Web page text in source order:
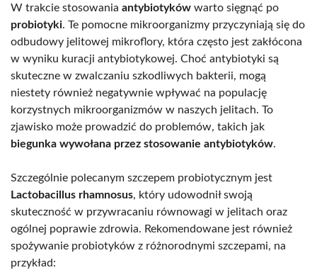
W trakcie stosowania antybiotyków warto sięgnąć po
probiotyki. Te pomocne mikroorganizmy przyczyniają się do
odbudowy jelitowej mikroflory, która często jest zakłócona
w wyniku kuracji antybiotykowej. Choć antybiotyki są
skuteczne w zwalczaniu szkodliwych bakterii, mogą
niestety również negatywnie wpływać na populację
korzystnych mikroorganizmów w naszych jelitach. To
zjawisko może prowadzić do problemów, takich jak
biegunka wywołana przez stosowanie antybiotyków.
Szczególnie polecanym szczepem probiotycznym jest
Lactobacillus rhamnosus, który udowodnił swoją
skuteczność w przywracaniu równowagi w jelitach oraz
ogólnej poprawie zdrowia. Rekomendowane jest również
spożywanie probiotyków z różnorodnymi szczepami, na
przykład: